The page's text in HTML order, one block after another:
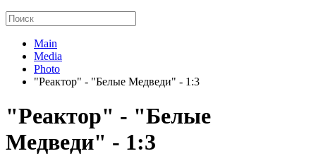
Main
Media
Photo
"Реактор" - "Белые Медведи" - 1:3
"Реактор" - "Белые
Медведи" - 1:3